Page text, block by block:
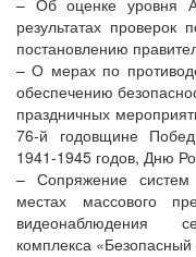
– Об оценке уровня
результатах
постановлению
– О мерах по
обеспечению
праздничных
76-й годовщине
1941-1945 годов, Дню
– Сопряжение
местах массового
видеонаблюдения
комплекса «Безопасный